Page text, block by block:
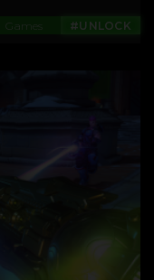
#UNLOCK
Games